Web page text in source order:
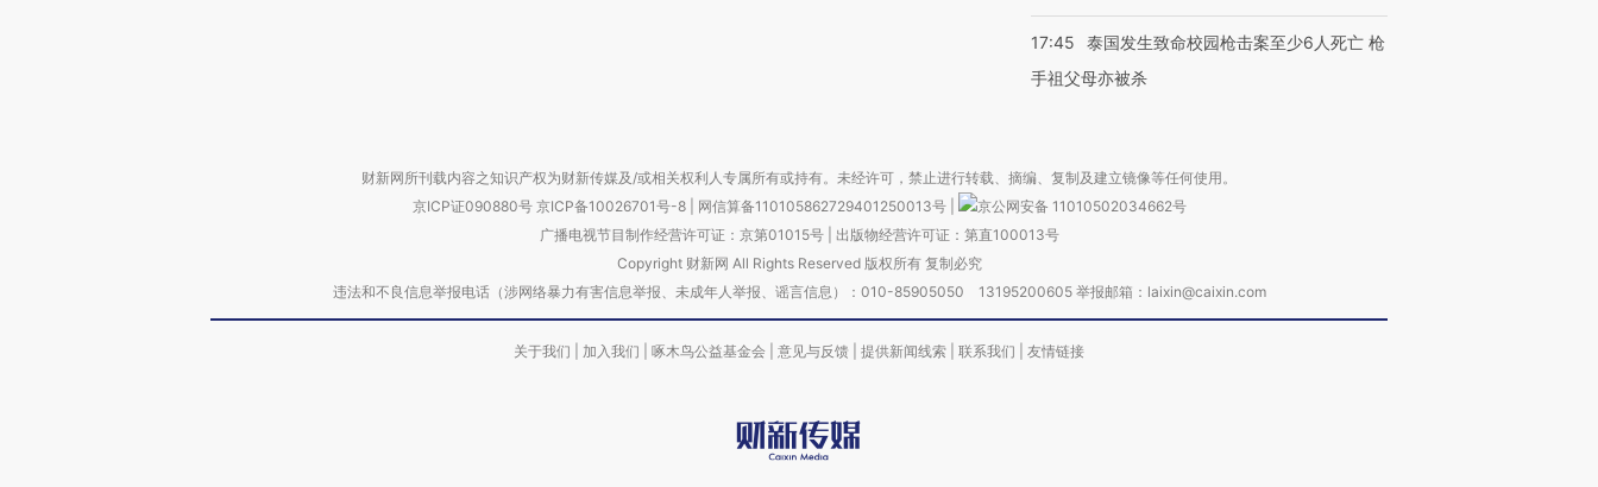
17:45
泰国发生致命校园枪击案至少6人死亡 枪
手祖父母亦被杀
财新网所刊载内容之知识产权为财新传媒及/或相关权利人专属所有或持有。未经许可，禁止进行转载、摘编、复制及建立镜像等任何使用。
京ICP证090880号 京ICP备10026701号-8 网信算备110105862729401250013号
京公网安备 11010502034662号
广播电视节目制作经营许可证：京第01015号| 出版物经营许可证：第直100013号
Copyright 财新网 All Rights Reserved 版权所有 复制必究
违法和不良信息举报电话（涉网络暴力有害信息举报、未成年人举报、谣言信息）：010-85905050 13195200605 举报邮箱：laixin@caixin.com
关于我们 加入我们 啄木鸟公益基金会 意见与反馈 提供新闻线索 联系我们 友情链接